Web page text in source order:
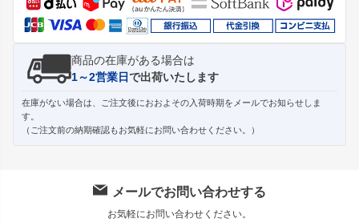
商品の在庫がある場合は
1～2営業日で出荷いたします
在庫がない場合は、ご注文後におおよその入荷時期をメールでお知らせしま
す。
（ご注文前の納期確認もお気軽にお問い合わせください。）
メールでお問い合わせする
お気軽にお問い合わせください。